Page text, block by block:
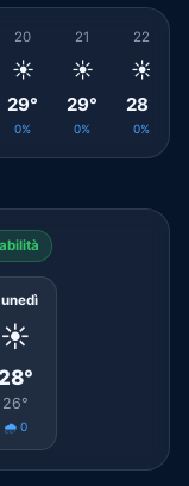
20
☀️
29°
0%
21
☀️
29°
0%
22
☀️
28°
0%
☀️
26°
🌧️ 0